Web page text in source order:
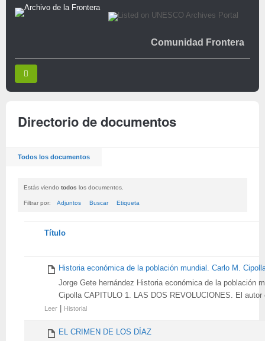
Comunidad Frontera
Directorio de documentos
Todos los documentos
Estás viendo todos los documentos.
Filtrar por: Adjuntos Buscar Etiqueta
Tienes
Título
Historia económica de la población mundial. Carlo M.
Jorge Gete hernández Historia económica de la población
Cipolla CAPITULO 1. LAS DOS REVOLUCIONES. El
Leer Historial
EL CRIMEN DE LOS DÍAZ